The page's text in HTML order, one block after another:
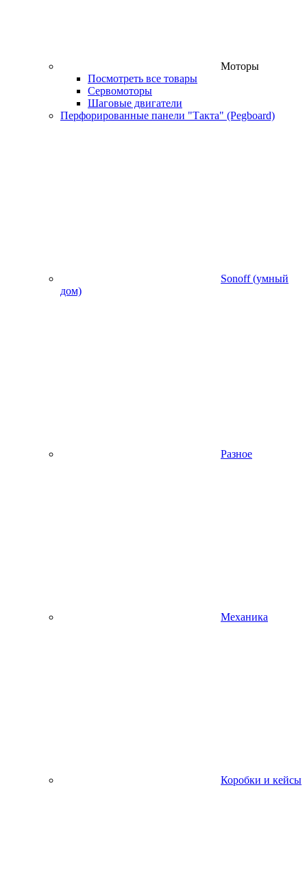
Моторы
Посмотреть все товары
Сервомоторы
Шаговые двигатели
Перфорированные панели "Такта" (Pegboard)
Sonoff (умный
дом)
Разное
Механика
Коробки и кейсы